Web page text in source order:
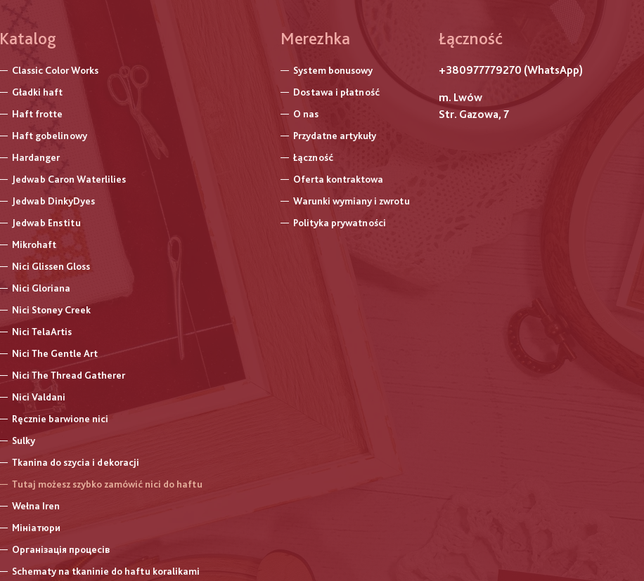
Katalog
Classic Color Works
Gładki haft
Haft frotte
Haft gobelinowy
Hardanger
Jedwab Caron Waterlilies
Jedwab DinkyDyes
Jedwab Enstitu
Mikrohaft
Nici Glissen Gloss
Nici Gloriana
Nici Stoney Creek
Nici TelaArtis
Nici The Gentle Art
Nici The Thread Gatherer
Nici Valdani
Ręcznie barwione nici
Sulky
Tkanina do szycia i dekoracji
Tutaj możesz szybko zamówić nici do haftu
Wełna Iren
Мініатюри
Організація процесів
Schematy na tkaninie do haftu koralikami
Меню
нижнього
колонтитулу
Merezhka
System bonusowy
Dostawa i płatność
O nas
Przydatne artykuły
Łączność
Oferta kontraktowa
Warunki wymiany i zwrotu
Polityka prywatności
Łączność
+380977779270 (WhatsApp)
m. Lwów
Str. Gazowa, 7